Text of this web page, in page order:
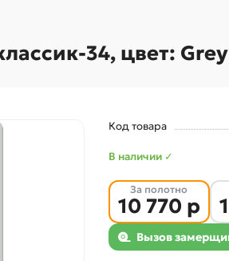
34, цвет:
Код товара
В наличии ✓
За полотно
10 770 р
Вызов